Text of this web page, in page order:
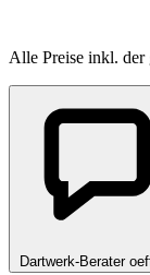
Alle Preise inkl. der
Dartwerk-Berater